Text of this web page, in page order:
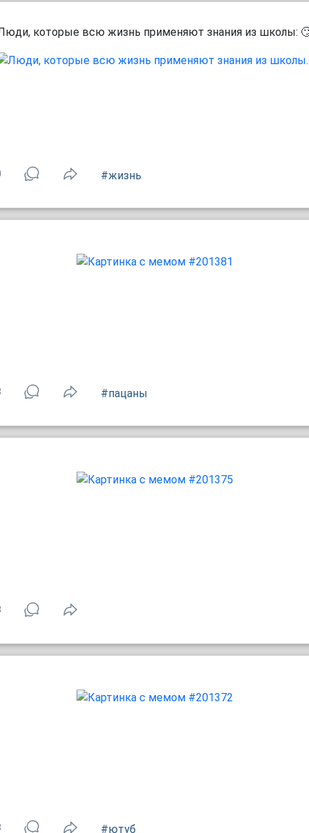
которые всю жизнь применяют знания из школы:
#жизнь
#пацаны
#ютуб